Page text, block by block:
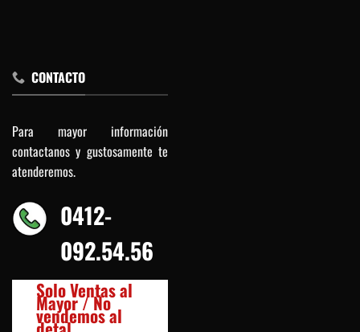
CONTACTO
Para mayor información
contactanos y gustosamente te
atenderemos.
0412-
092.54.56
Solo Ventas al
Mayor / No
vendemos al